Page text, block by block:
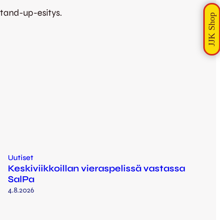
up-esitys.
Uutiset
Keskiviikkoillan vieraspelissä vastassa
SalPa
4.8.2026